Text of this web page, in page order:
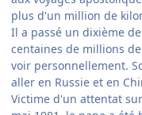
plus d'un million de
Il a passé un dixième
centaines de millions
voir personnellement.
aller en Russie et en
Victime d'un attentat